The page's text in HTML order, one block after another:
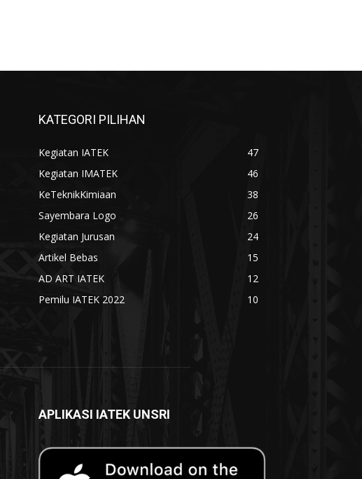
KATEGORI PILIHAN
Kegiatan IATEK
47
Kegiatan IMATEK
46
KeTeknikKimiaan
38
Sayembara Logo
26
Kegiatan Jurusan
24
Artikel Bebas
15
AD ART IATEK
12
Pemilu IATEK 2022
10
APLIKASI IATEK UNSRI